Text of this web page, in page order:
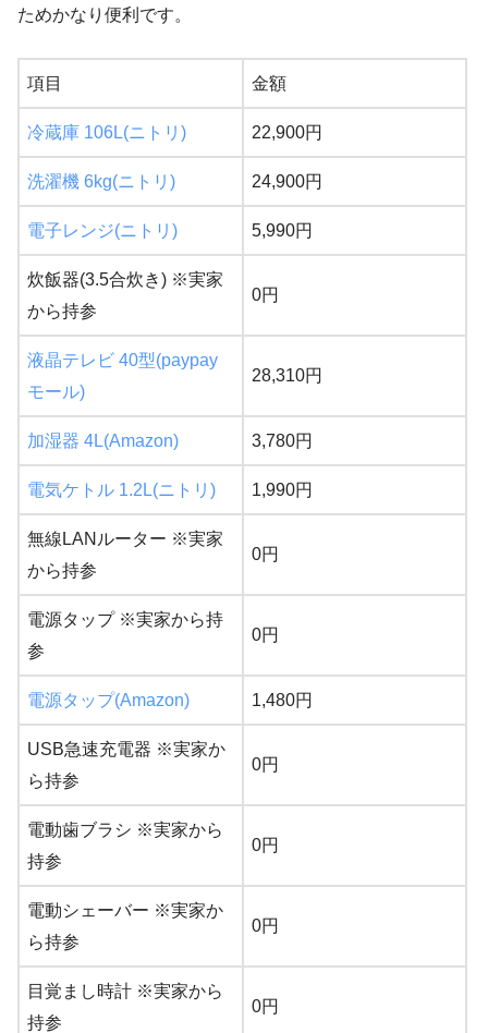
ためかなり便利です。
項目 金額
冷蔵庫 106L(ニトリ) 22,900円
洗濯機 6kg(ニトリ) 24,900円
電子レンジ(ニトリ) 5,990円
炊飯器(3.5合炊き) ※実家
から持参
0円
液晶テレビ 40型(paypay
モール)
28,310円
加湿器 4L(Amazon) 3,780円
電気ケトル 1.2L(ニトリ) 1,990円
無線LANルーター ※実家
から持参
0円
電源タップ ※実家から持
参
0円
電源タップ(Amazon) 1,480円
USB急速充電器 ※実家か
ら持参
0円
電動歯ブラシ ※実家から
持参
0円
電動シェーバー ※実家か
ら持参
0円
目覚まし時計 ※実家から
持参
0円